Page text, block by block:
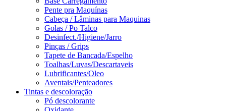
Pente pra Maquínas
Cabeça / Lâminas para Maquinas
Golas / Po Talco
Desinfect./Higiene/Jarro
Pinças / Grips
Tapete de Bancada/Espelho
Toalhas/Luvas/Descartaveis
Lubrificantes/Oleo
Aventais/Penteadores
Tintas e descoloração
Pó descolorante